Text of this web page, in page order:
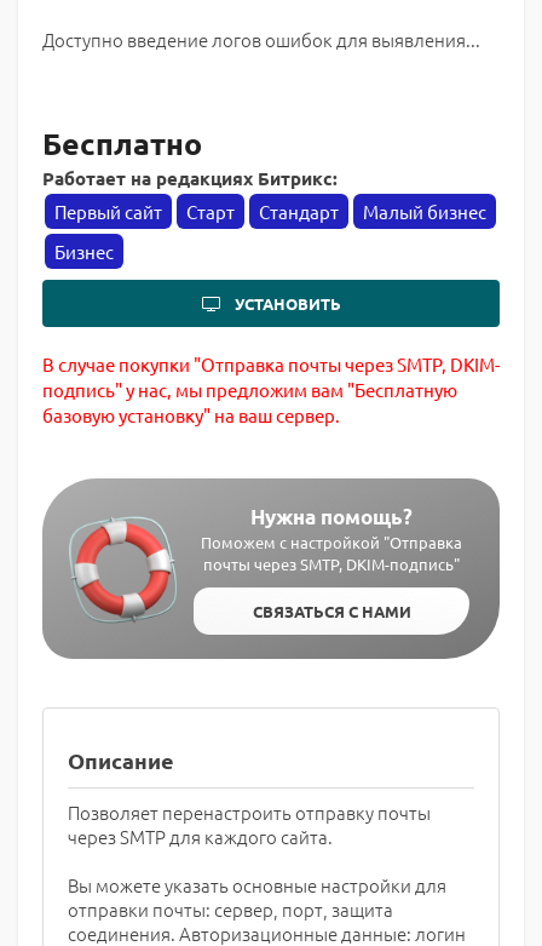
Доступно введение логов ошибок для выявления...
Бесплатно
Работает на редакциях Битрикс:
Первый сайт Старт Стандарт
Малый бизнес
Бизнес
УСТАНОВИТЬ
В случае покупки "Отправка почты через SMTP, DKIM-
подпись" у нас, мы предложим вам "Бесплатную
базовую установку" на ваш сервер.
Нужна помощь?
Поможем с настройкой "Отправка
почты через SMTP, DKIM-подпись"
СВЯЗАТЬСЯ С НАМИ
Описание
Позволяет перенастроить отправку почты
через SMTP для каждого сайта.
Вы можете указать основные настройки для
отправки почты: сервер, порт, защита
соединения. Авторизационные данные: логин